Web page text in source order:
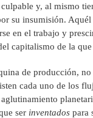
y, al mismo
su insumisión.
en el trabajo y
capitalismo de la
de producción,
cada uno de los
ser inventados para